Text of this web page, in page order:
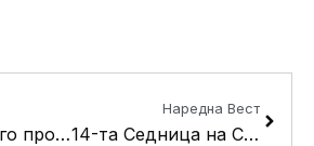
Кисела Вода го продолжи рокот за аплицирање за субвенција за сметките за струја
Наредна Вест
14-та Седница на Советот на Општина Кисела Вода